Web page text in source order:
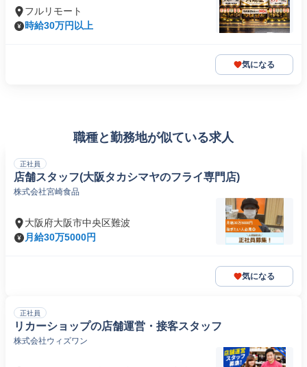
フルリモート
時給30万円以上
気になる
職種と勤務地が似ている求人
正社員
店舗スタッフ(大阪タカシマヤのフライ専門店)
株式会社宮崎食品
大阪府大阪市中央区難波
月給30万5000円
気になる
正社員
リカーショップの店舗運営・接客スタッフ
株式会社ウィズワン